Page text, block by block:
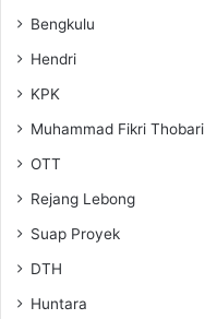
Bengkulu
Hendri
KPK
Muhammad Fikri Thobari
OTT
Rejang Lebong
Suap Proyek
DTH
Huntara